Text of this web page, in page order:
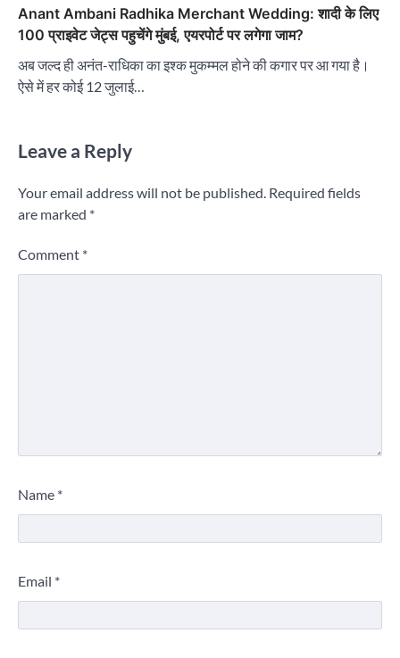
Anant Ambani Radhika Merchant Wedding: शादी के लिए
100 प्राइवेट जेट्स पहुचेंगे मुंबई, एयरपोर्ट पर लगेगा जाम?
अब जल्द ही अनंत-राधिका का इश्क मुकम्मल होने की कगार पर आ गया है।
ऐसे में हर कोई 12 जुलाई…
Leave a Reply
Your email address will not be published. Required fields
are marked *
Comment *
Name *
Email *